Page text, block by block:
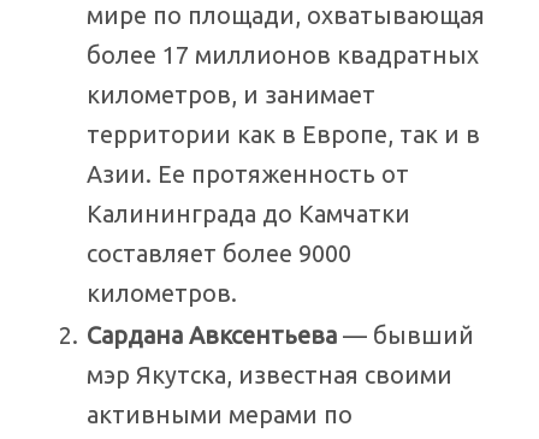
мире по площади, охватывающая
более 17 миллионов квадратных
километров, и занимает
территории как в Европе, так и в
Азии. Ее протяженность от
Калининграда до Камчатки
составляет более 9000
километров.
Сардана Авксентьева — бывший
мэр Якутска, известная своими
активными мерами по